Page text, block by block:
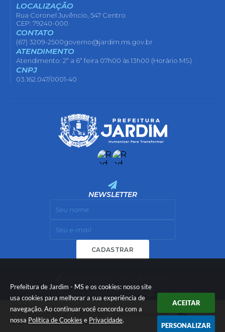
Prefeitura de Jardim - MS e os cookies: nosso site
usa cookies para melhorar a sua experiência de
navegação. Ao continuar você concorda com a
nossa Política de Cookies e Privacidade.
ACEITAR
PERSONALIZAR
LOCALIZAÇÃO
Rua Coronel Juvêncio, 547 Centro
CEP: 79240-000
CONTATO
(67) 3209-2500governo@jardim.ms.gov.br
ATENDIMENTO
Atendimento: 2ª a 6ª feira 07h00 às 13h00 (Horário MS)
CNPJ
03.162.047/0001-40
NEWSLETTER
CADASTRAR
Dados Abertos
© Copyright Instar - 2006-2026. Todos os direitos
reservados -Instar Tecnologia